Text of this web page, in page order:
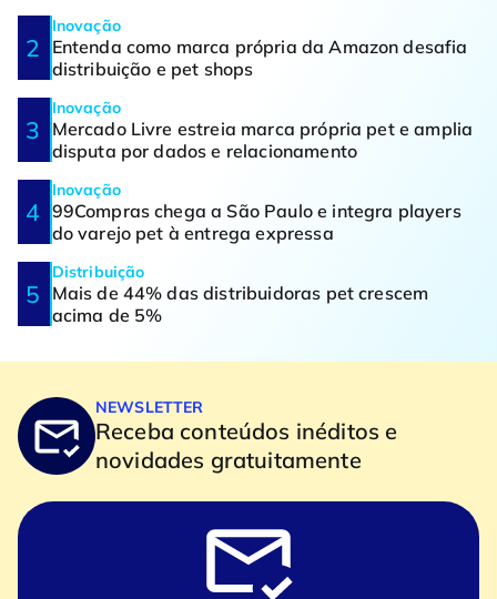
Inovação
Entenda como marca própria da Amazon desafia
distribuição e pet shops
Inovação
Mercado Livre estreia marca própria pet e amplia
disputa por dados e relacionamento
Inovação
99Compras chega a São Paulo e integra players
do varejo pet à entrega expressa
Distribuição
Mais de 44% das distribuidoras pet crescem
acima de 5%
NEWSLETTER
Receba conteúdos inéditos e
novidades gratuitamente